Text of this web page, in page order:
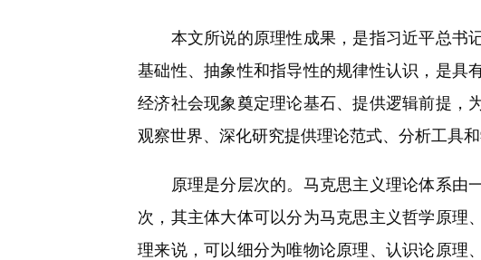
本文所说的原理性成果，是指习近平总书记
基础性、抽象性和指导性的规律性认识，是具
经济社会现象奠定理论基石、提供逻辑前提，
观察世界、深化研究提供理论范式、分析工具和
原理是分层次的。马克思主义理论体系由一
次，其主体大体可以分为马克思主义哲学原理
理来说，可以细分为唯物论原理、认识论原理